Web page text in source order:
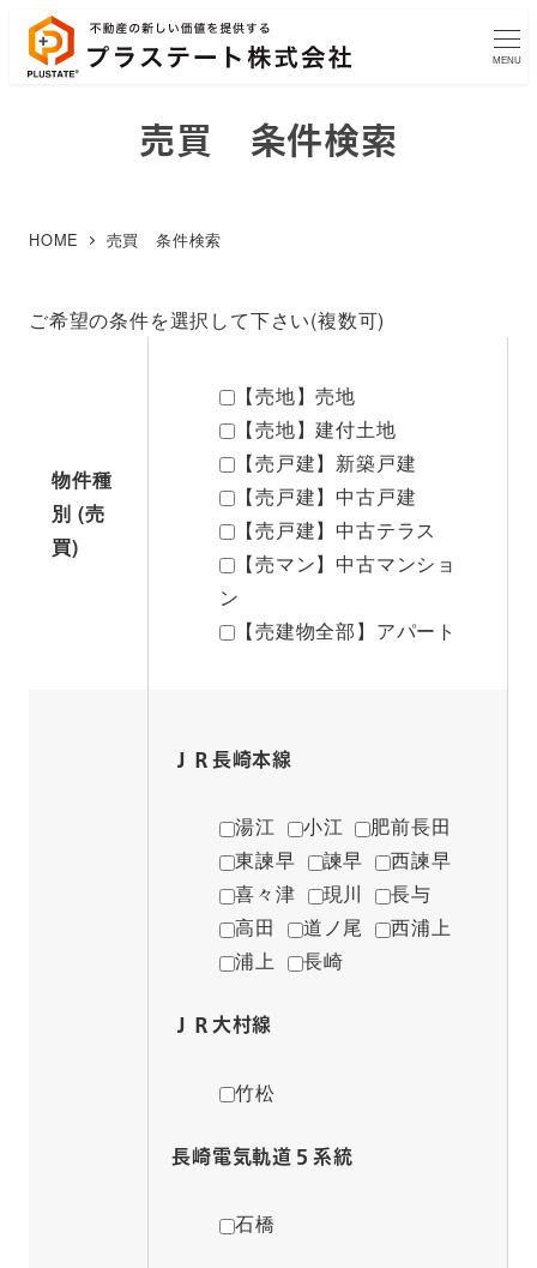
MENU
売買 条件検索
HOME 売買 条件検索
ご希望の条件を選択して下さい(複数可)
物件種
別 (売
買)
【売地】売地
【売地】建付土地
【売戸建】新築戸建
【売戸建】中古戸建
【売戸建】中古テラス
【売マン】中古マンショ
ン
【売建物全部】アパート
ＪＲ長崎本線
湯江 小江
肥前長田
東諫早
諫早
西諫早
喜々津
現川
長与
高田
道ノ尾
西浦上
浦上
長崎
ＪＲ大村線
竹松
長崎電気軌道５系統
石橋